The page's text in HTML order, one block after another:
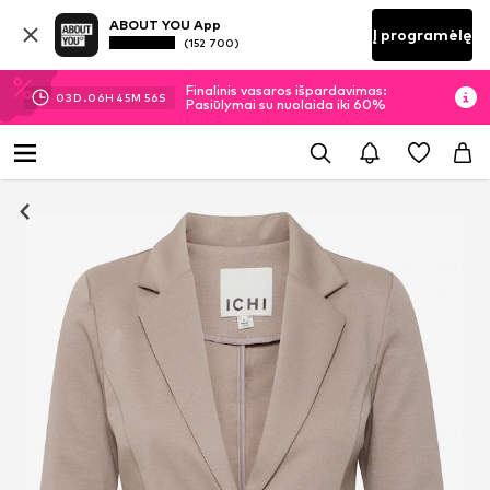
ABOUT YOU App
(152 700) Į programėlę
03D.06H 45M 56S
Finalinis vasaros išpardavimas:
Pasiūlymai su nuolaida iki 60%